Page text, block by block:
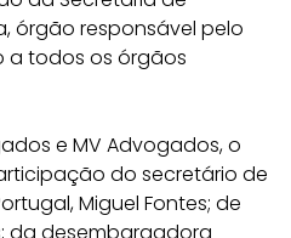
órgão responsável pelo
a todos os órgãos
e MV Advogados, o
do secretário de
Miguel Fontes; de